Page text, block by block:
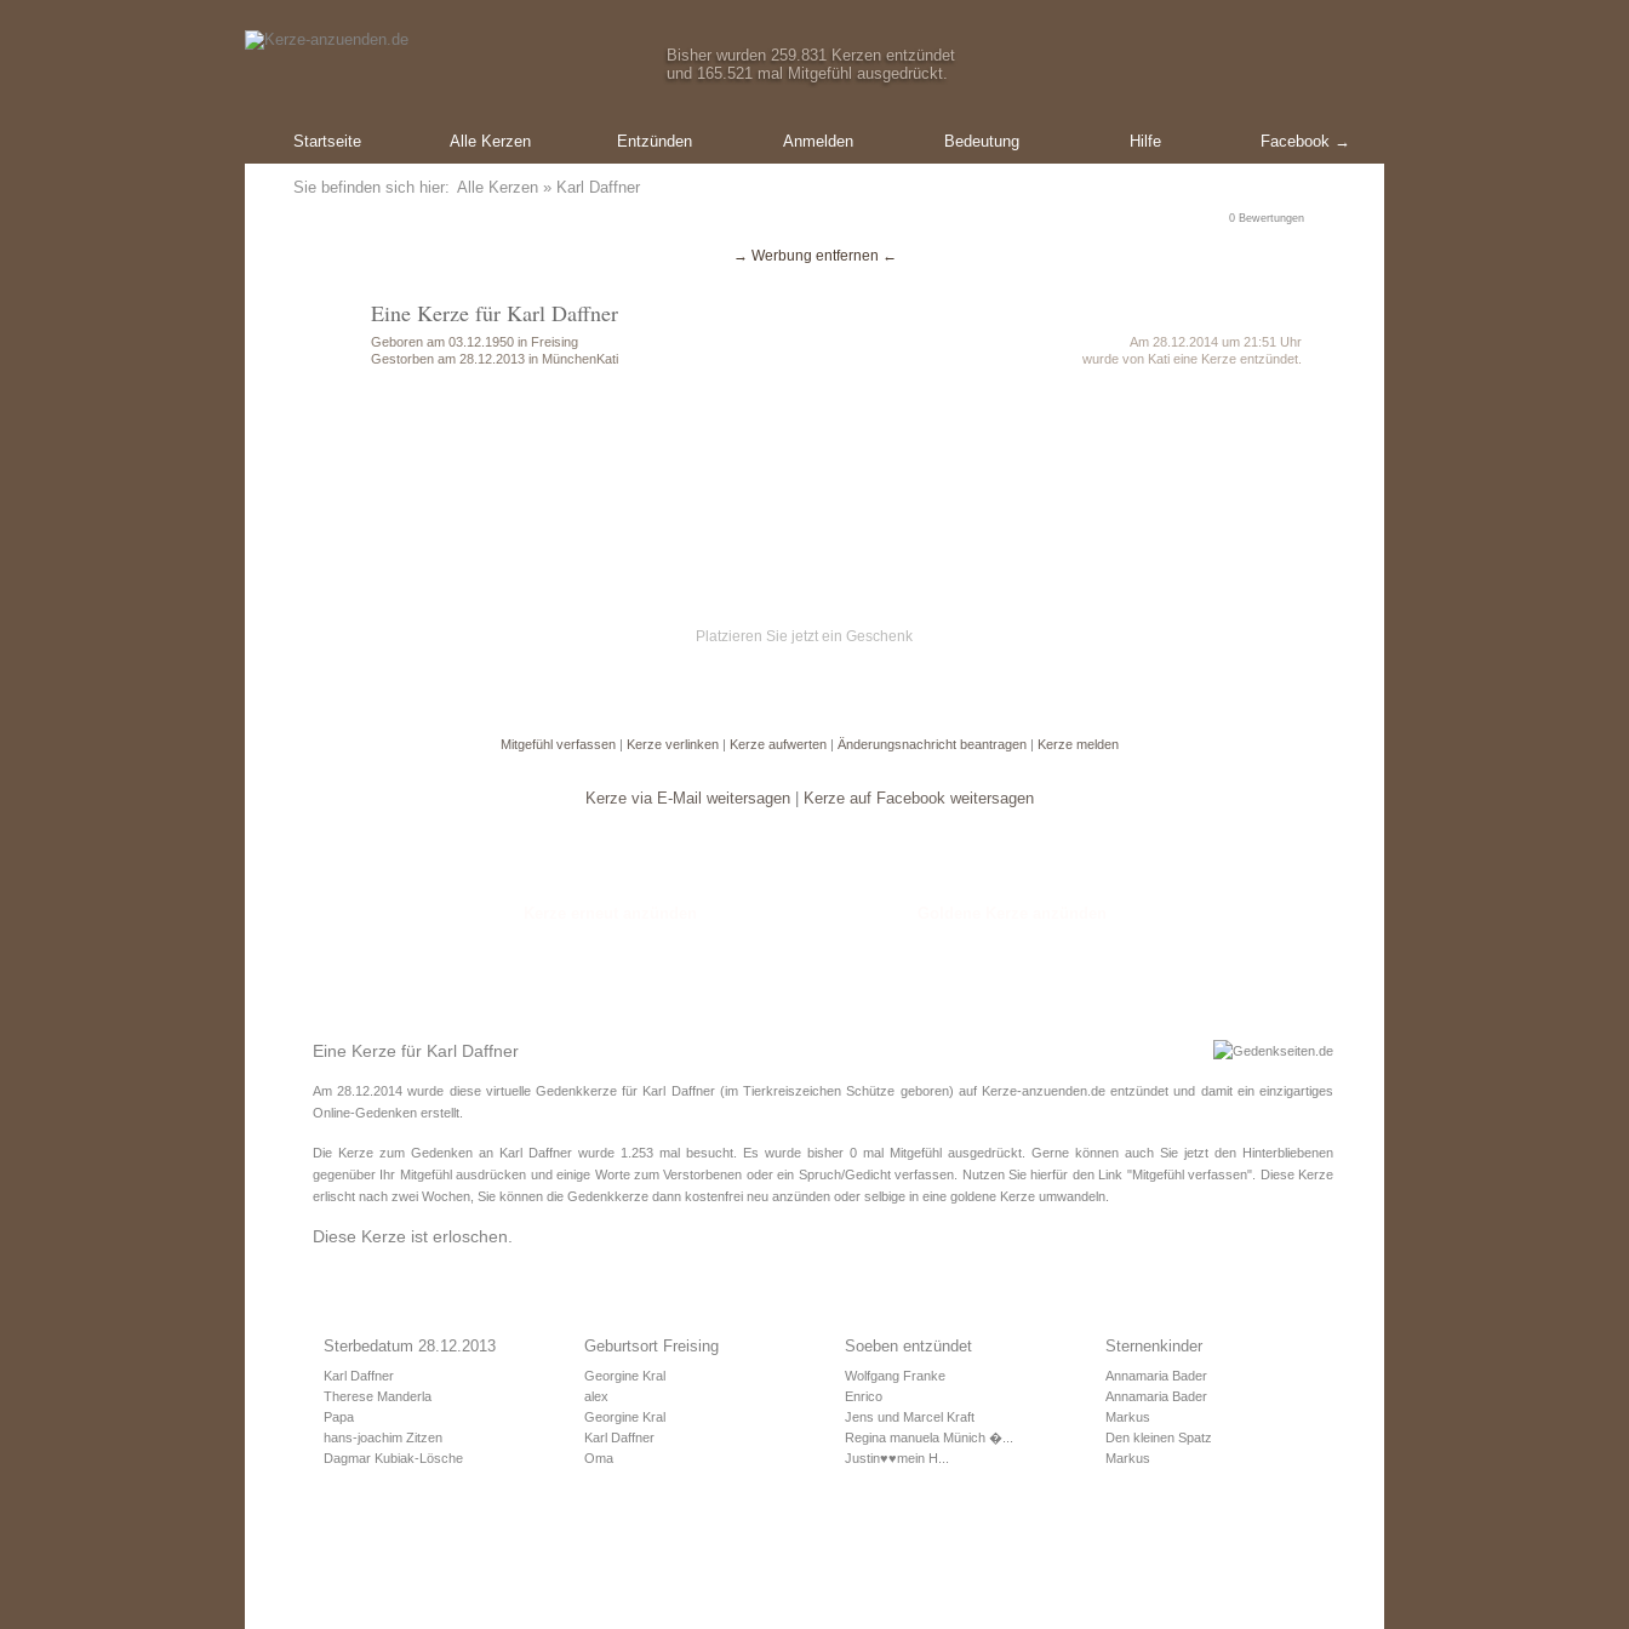
Bisher wurden 259.831 Kerzen entzündet
und 165.521 mal Mitgefühl ausgedrückt.
Startseite Alle Kerzen Entzünden Anmelden Bedeutung Hilfe Facebook →
Sie befinden sich hier: Alle Kerzen » Karl Daffner
0 Bewertungen
→ Werbung entfernen ←
Eine Kerze für Karl Daffner
Geboren am 03.12.1950 in Freising
Gestorben am 28.12.2013 in MünchenKati
Am 28.12.2014 um 21:51 Uhr
wurde von Kati eine Kerze entzündet.
Platzieren Sie jetzt ein Geschenk
Mitgefühl verfassen | Kerze verlinken | Kerze aufwerten | Änderungsnachricht beantragen | Kerze melden
Kerze via E-Mail weitersagen Kerze auf Facebook weitersagen
Eine Kerze für Karl Daffner
Am 28.12.2014 wurde diese virtuelle Gedenkkerze für Karl Daffner (im TierkreiszeichenSchütze geboren) auf Kerze-anzuenden.de entzündet und damit ein einzigartiges
Online-Gedenken erstellt.
Die Kerze zum Gedenken an Karl Daffner wurde 1.253 mal besucht. Es wurde bisher 0 mal Mitgefühl ausgedrückt. Gerne können auch Sie jetzt den Hinterbliebenen
gegenüber Ihr Mitgefühl ausdrücken und einige Worte zum Verstorbenen oder ein Spruch/Gedicht verfassen. Nutzen Sie hierfür den Link "Mitgefühl verfassen". Diese Kerze
erlischt nach zwei Wochen, Sie können die Gedenkkerze dann kostenfrei neu anzünden oder selbige in eine goldene Kerze umwandeln.
Diese Kerze ist erloschen.
Sterbedatum 28.12.2013
Karl Daffner
Therese Manderla
Papa
hans-joachim Zitzen
Dagmar Kubiak-Lösche
Geburtsort Freising
Georgine Kral
alex
Georgine Kral
Karl Daffner
Oma
Soeben entzündet
Wolfgang Franke
Enrico
Jens und Marcel Kraft
Regina manuela Münich �...
Justin♥️♥️mein H...
Sternenkinder
Annamaria Bader
Annamaria Bader
Markus
Den kleinen Spatz
Markus